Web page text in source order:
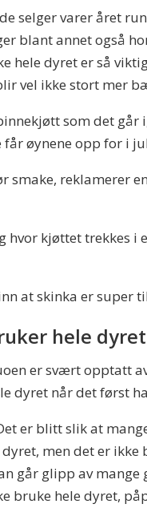
selger varer året
blant annet også
hele dyret er så
vel ikke stort mer
som det går
øynene opp for i
smake, reklamerer
hvor kjøttet trekkes i
at skinka er super
hele dyret
er svært opptatt
dyret når det først
er blitt slik at
dyret, men det er
går glipp av mange
bruke hele dyret,